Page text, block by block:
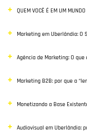
QUEM VOCÊ É EM UM
Marketing em Uberlândia: O
Agência de Marketing: O
Marketing B2B: por que a
Monetizando a Base
Audiovisual em Uberlândia: